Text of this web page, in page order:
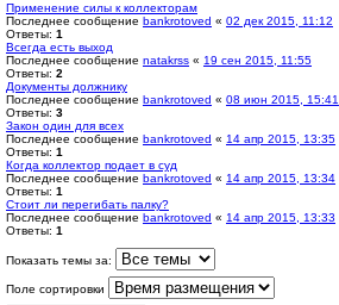
Применение силы к коллекторам
Последнее сообщение bankrotoved « 02 дек 2015, 11:12
Ответы: 1
Всегда есть выход
Последнее сообщение natakrss « 19 сен 2015, 11:55
Ответы: 2
Документы должнику
Последнее сообщение bankrotoved « 08 июн 2015, 15:41
Ответы: 3
Закон один для всех
Последнее сообщение bankrotoved « 14 апр 2015, 13:35
Ответы: 1
Когда коллектор подает в суд
Последнее сообщение bankrotoved « 14 апр 2015, 13:34
Ответы: 1
Стоит ли перегибать палку?
Последнее сообщение bankrotoved « 14 апр 2015, 13:33
Ответы: 1
Показать темы за:
Поле сортировки